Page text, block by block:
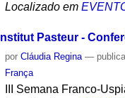
Localizado em
Institut Pasteur -
porCláudia Regina —
França
III Semana Franco-